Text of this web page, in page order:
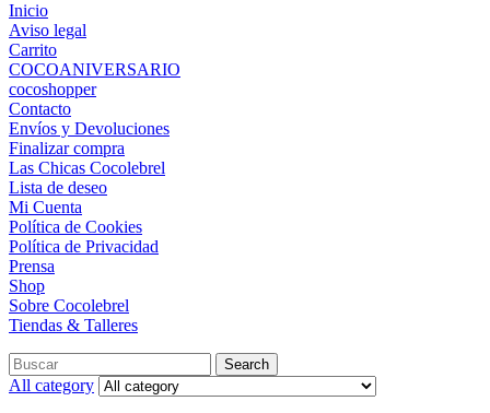
Inicio
Aviso legal
Carrito
COCOANIVERSARIO
cocoshopper
Contacto
Envíos y Devoluciones
Finalizar compra
Las Chicas Cocolebrel
Lista de deseo
Mi Cuenta
Política de Cookies
Política de Privacidad
Prensa
Shop
Sobre Cocolebrel
Tiendas & Talleres
Search
All category